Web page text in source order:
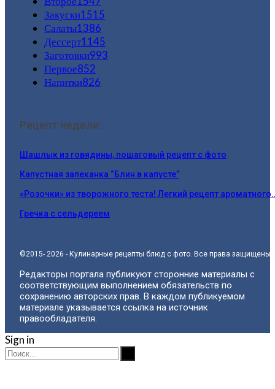
Закуски1515
Салаты1386
Дессерт1145
Заготовки993
Первое852
Напитки826
Рецепт недели:
Шашлык из говядины, пошаговый рецепт с фото
Капустная запеканка “Блин в капусте”
«Розочки» из творожного теста! Легкий рецепт
Гречка с сельдереем
©2015- 2026 - Кулинарные рецепты блюд с фото. Все права защищены.
Редакторы портала публикуют сторонние материалы с
соответствующим выполнением обязательств по
сохранению авторских прав. В каждом публикуемом
материале указывается ссылка на источник
правообладателя.
Sign in